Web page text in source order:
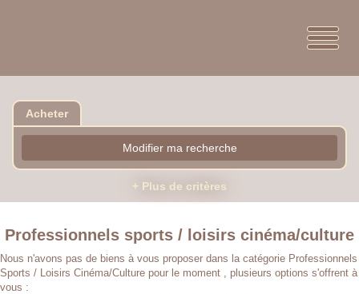
Acheter
Modifier ma recherche
+ Plus de critères
Professionnels sports / loisirs cinéma/culture
Nous n'avons pas de biens à vous proposer dans la catégorie Professionnels
Sports / Loisirs Cinéma/Culture pour le moment , plusieurs options s'offrent à
vous :